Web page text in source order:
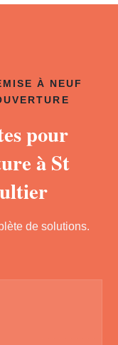
À NEUF
pour
à St
de solutions.